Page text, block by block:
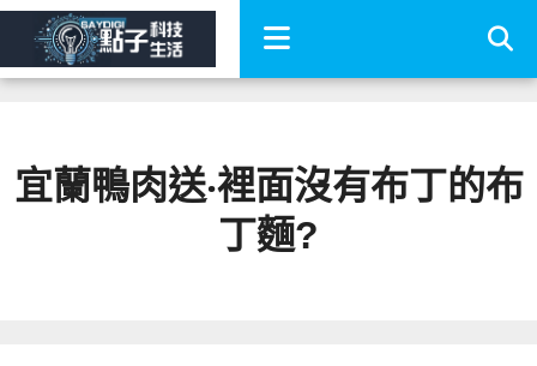
宜蘭鴨肉送‧裡面沒有布丁的布
丁麵?